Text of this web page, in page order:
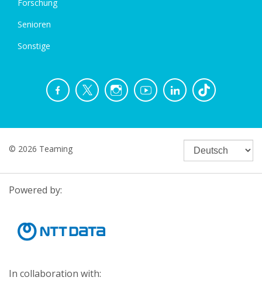
Forschung
Senioren
Sonstige
© 2026 Teaming
Powered by:
In collaboration with: